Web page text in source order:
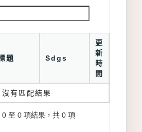
題 Sdgs
更
新
時
間
沒有匹配結果
0 至 0 項結果，共 0 項